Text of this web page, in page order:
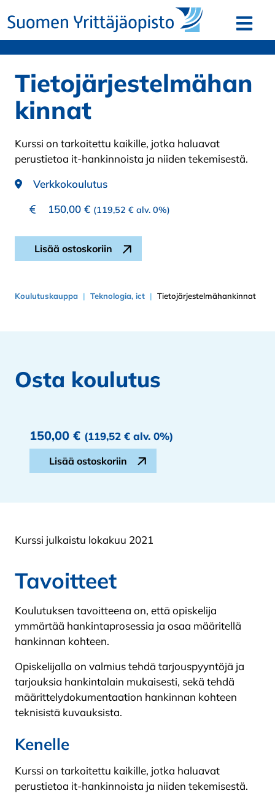
Avaa
Tietojärjestelmähan
kinnat
Kurssi on tarkoitettu kaikille, jotka haluavat
perustietoa it-hankinnoista ja niiden tekemisestä.
Verkkokoulutus
150,00 € (119,52 € alv. 0%)
Tietojärjestelmähankinnat määrä
Lisää ostoskoriin
Koulutuskauppa Teknologia, ict Tietojärjestelmähankinnat
Osta koulutus
150,00 € (119,52 € alv. 0%)
Tietojärjestelmähankinnat määrä
Lisää ostoskoriin
Kurssi julkaistu lokakuu 2021
Tavoitteet
Koulutuksen tavoitteena on, että opiskelija
ymmärtää hankintaprosessia ja osaa määritellä
hankinnan kohteen.
Opiskelijalla on valmius tehdä tarjouspyyntöjä ja
tarjouksia hankintalain mukaisesti, sekä tehdä
määrittelydokumentaation hankinnan kohteen
teknisistä kuvauksista.
Kenelle
Kurssi on tarkoitettu kaikille, jotka haluavat
perustietoa it-hankinnoista ja niiden tekemisestä.